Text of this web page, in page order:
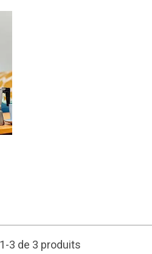
3 de 3 produits